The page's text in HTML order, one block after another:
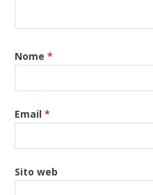
Nome*
Email*
Sito web